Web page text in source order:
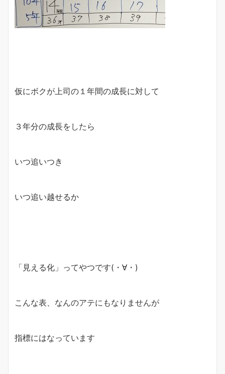
仮にボクが上司の１年間の成長に対して
３年分の成長をしたら
いつ追いつき
いつ追い越せるか
「見える化」ってやつです(・∀・)
こんな表、なんのアテにもなりませんが
指標にはなっています